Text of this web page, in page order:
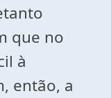
que no
à
então, a